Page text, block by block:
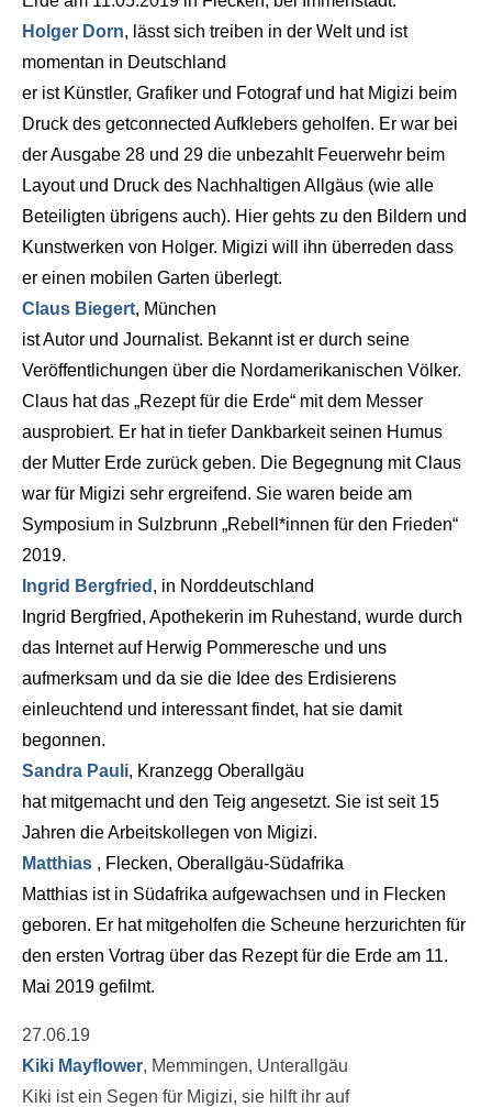
Holger Dorn, lässt sich treiben in der Welt und ist
momentan in Deutschland
er ist Künstler, Grafiker und Fotograf und hat Migizi beim
Druck des getconnected Aufklebers geholfen. Er war bei
der Ausgabe 28 und 29 die unbezahlt Feuerwehr beim
Layout und Druck des Nachhaltigen Allgäus (wie alle
Beteiligten übrigens auch). Hier gehts zu den Bildern und
Kunstwerken von Holger. Migizi will ihn überreden dass
er einen mobilen Garten überlegt.
Claus Biegert, München
ist Autor und Journalist. Bekannt ist er durch seine
Veröffentlichungen über die Nordamerikanischen Völker.
Claus hat das „Rezept für die Erde“ mit dem Messer
ausprobiert. Er hat in tiefer Dankbarkeit seinen Humus
der Mutter Erde zurück geben. Die Begegnung mit Claus
war für Migizi sehr ergreifend. Sie waren beide am
Symposium in Sulzbrunn „Rebell*innen für den Frieden“
2019.
Ingrid Bergfried , in Norddeutschland
Ingrid Bergfried, Apothekerin im Ruhestand, wurde durch
das Internet auf Herwig Pommeresche und uns
aufmerksam und da sie die Idee des Erdisierens
einleuchtend und interessant findet, hat sie damit
begonnen.
Sandra Pauli, Kranzegg Oberallgäu
hat mitgemacht und den Teig angesetzt. Sie ist seit 15
Jahren die Arbeitskollegen von Migizi.
Matthias , Flecken, Oberallgäu-Südafrika
Matthias ist in Südafrika aufgewachsen und in Flecken
geboren. Er hat mitgeholfen die Scheune herzurichten für
den ersten Vortrag über das Rezept für die Erde am 11.
Mai 2019 gefilmt.
27.06.19
Kiki Mayflower, Memmingen, Unterallgäu
Kiki ist ein Segen für Migizi, sie hilft ihr auf